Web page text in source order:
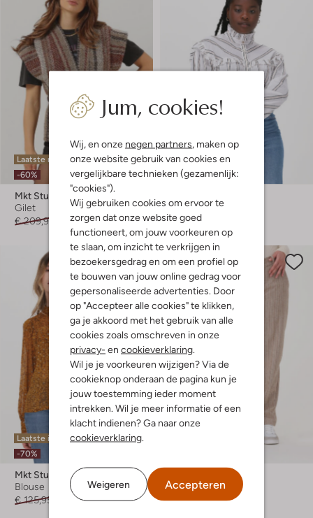
Jum, cookies!
Wij, en onze negen partners, maken op
onze website gebruik van cookies en
vergelijkbare technieken (gezamenlijk:
"cookies").
Wij gebruiken cookies om ervoor te
zorgen dat onze website goed
functioneert, om jouw voorkeuren op
te slaan, om inzicht te verkrijgen in
bezoekersgedrag en om een profiel op
te bouwen van jouw online gedrag voor
gepersonaliseerde advertenties. Door
op "Accepteer alle cookies" te klikken,
ga je akkoord met het gebruik van alle
cookies zoals omschreven in onze
privacy- en cookieverklaring.
Wil je je voorkeuren wijzigen? Via de
cookieknop onderaan de pagina kun je
jouw toestemming ieder moment
intrekken. Wil je meer informatie of een
klacht indienen? Ga naar onze
cookieverklaring.
Weigeren Accepteren
Laatste maten
-60%
Mkt Studio
Gilet
€ 209,95
€ 83,99
Laatste items
-70%
Blouse
€ 111,95
Laatste item
-70%
Mkt Studio
Blouse
€ 125,95
€ 37,95
Pantalon
€ 169,95 € 50,95